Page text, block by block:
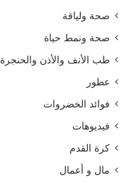
صحة ولياقة
صحة ونمط حياة
طب الأنف والأذن والحنجرة
عطور
فوائد الخضروات
فيديوهات
كرة القدم
مال و أعمال